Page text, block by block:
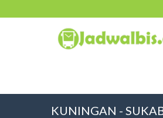
KUNINGAN -